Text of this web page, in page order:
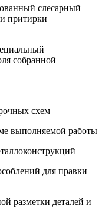
слесарный
притирки
собранной
схем
выполняемой работы
для правки
разметки деталей и